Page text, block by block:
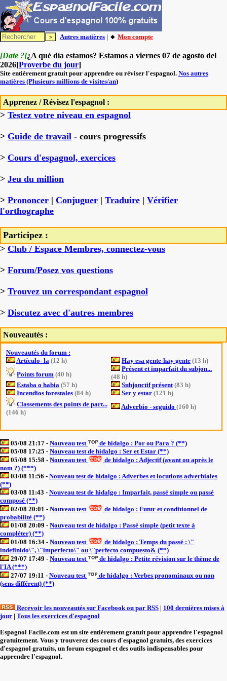
Autres matières | 🔸 Mon compte
[Date ?]¿A qué día estamos? Estamos a viernes 07 de agosto del
2026[Proverbe du jour]
Site entièrement gratuit pour apprendre ou réviser l'espagnol. Nos autres
matières (Plusieurs millions de visites/an)
Apprenez / Révisez l'espagnol :
> Testez votre niveau en espagnol
> Guide de travail - cours progressifs
> Cours d'espagnol, exercices
> Jeu du million
> Prononcer | Conjuguer | Traduire | Vérifier
l'orthographe
Participez :
> Club / Espace Membres, connectez-vous
> Forum/Posez vos questions
> Trouvez un correspondant espagnol
> Discutez avec d'autres membres
Nouveautés :
Nouveautés du forum :
Artículo- la (12 h) Hay esa gente-hay gente (13 h)
Points forum (40 h)
Présent et imparfait du subjon...
(48 h)
Estaba o habia (57 h) Subjonctif présent (83 h)
Incendios forestales (84 h) Ser y estar (121 h)
Classements des points de part...
(146 h)
Adverbio - seguido (160 h)
05/08 21:17 - Nouveau test
de hidalgo : Por ou Para ? (**)
05/08 17:25 - Nouveau test de hidalgo : Ser et Estar (**)
05/08 15:58 - Nouveau test
de hidalgo : Adjectif (avant ou après le
nom ?) (***)
03/08 11:56 - Nouveau test de hidalgo : Adverbes et locutions adverbiales
(**)
03/08 11:43 - Nouveau test de hidalgo : Imparfait, passé simple ou passé
composé (**)
02/08 20:01 - Nouveau test
de hidalgo : Futur et conditionnel de
probabilité (**)
01/08 20:09 - Nouveau test de hidalgo : Passé simple (petit texte à
compléter) (**)
01/08 16:34 - Nouveau test
de hidalgo : Temps du passé : \"
indefinido\", \"imperfecto\" ou \"perfecto compuesto& (**)
29/07 17:49 - Nouveau test
de hidalgo : Petite révision sur le thème de
l'IA (***)
27/07 19:11 - Nouveau test
de hidalgo : Verbes pronominaux ou non
(sens différent) (**)
Recevoir les nouveautés sur Facebook ou par RSS | 100 dernières mises à
jour | Tous les exercices d'espagnol
Espagnol Facile.com est un site entièrement gratuit pour apprendre l'espagnol
gratuitement. Vous y trouverez des cours d'espagnol gratuits, des exercices
d'espagnol gratuits, un forum espagnol et des outils indispensables pour
apprendre l'espagnol.